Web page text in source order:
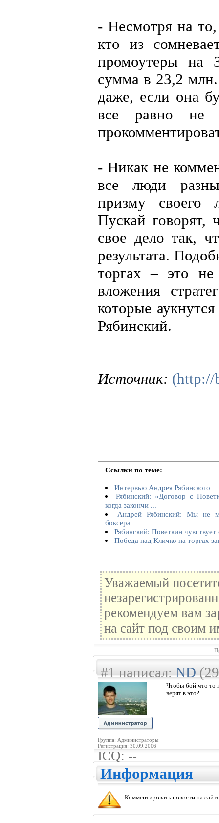
- Несмотря на
кто из
промоутеры на
сумма в 23,2 млн.
даже, если она
все равно не
- Никак не
все люди
призму своего
Пускай говорят,
свое дело так,
результата.
торгах – это
вложения
которые
Рябинский.
Источник: (http://
Ссылки по теме:
Интервью Андрея Рябинского
Рябинский: «Договор с
когда закончи ...
Андрей Рябинский: Мы не
боксера
Рябинский: Поветкин
Победа над Кличко на торгах
Уважаемый
рекомендуем вам
на сайт под своим
#1 написал:ND(29
Группа: Администраторы
Регистрация: 30.09.2006
Чтобы бой что то
верят в это?
ICQ: --
Информация
Комментировать новости на